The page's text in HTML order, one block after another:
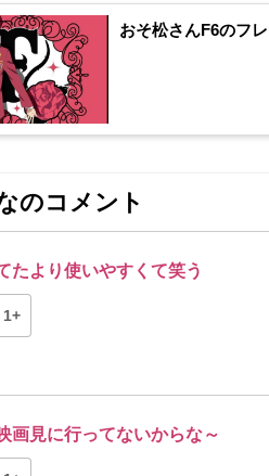
おそ松さんF6のフ
のコメント
たより使いやすくて笑う
1+
画見に行ってないからな～